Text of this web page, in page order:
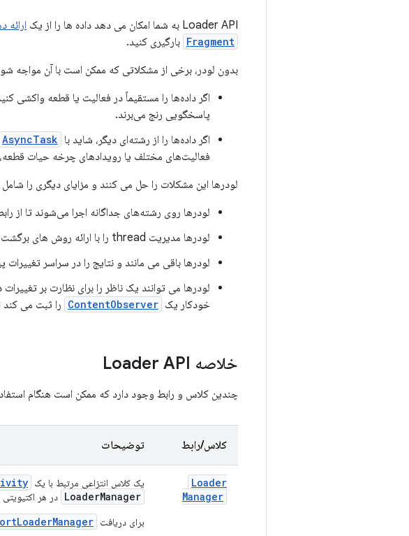
Loader API به شما امکان می دهد داده ها را از یک ارائه
Fragment بارگیری کنید.
بدون لودر، برخی از مشکلاتی که ممکن است با آن مواجه
پاسخگویی رنج می‌برند.
اگر داده‌ها را از رشته‌ای دیگر، شاید با AsyncTask
فعالیت‌های مختلف یا رویدادهای چرخه حیات قطعه،
لودرها این مشکلات را حل می کنند و مزایای دیگری را
لودرها روی رشته‌های جداگانه اجرا می‌شوند تا از
لودرها مدیریت thread را با ارائه روش های برگشت به تماس در هنگام وقوع رویدادها ساده می کنند.
لودرها باقی می مانند و نتایج را در سراسر
لودرها می توانند یک ناظر را برای نظارت بر
خودکار یک ContentObserver را ثبت می کند
خلاصه Loader API
چندین کلاس و رابط وجود دارد که ممکن است هنگام
کلاس/رابط توضیحات
Loader
Manager
یک کلاس انتزاعی مرتبط با یک
LoaderManager در هر
برای دریافت